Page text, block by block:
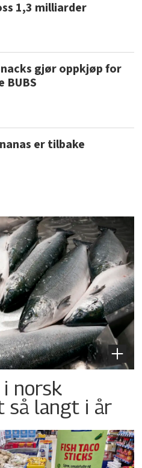
1,3 milliarder
gjør oppkjøp for
BUBS
er tilbake
i norsk
så langt i år